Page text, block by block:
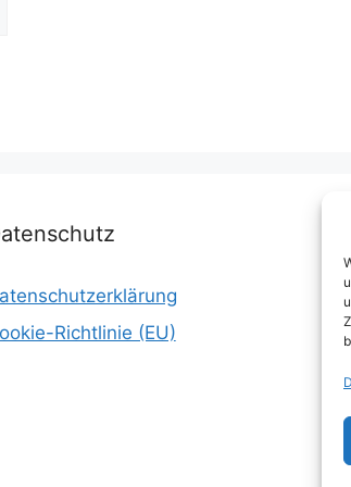
Richtlinie (EU)